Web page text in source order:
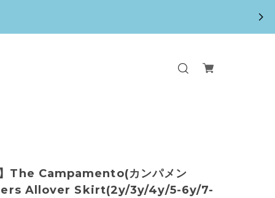
The Campamento(カンパメン
Allover Skirt(2y/3y/4y/5-6y/7-